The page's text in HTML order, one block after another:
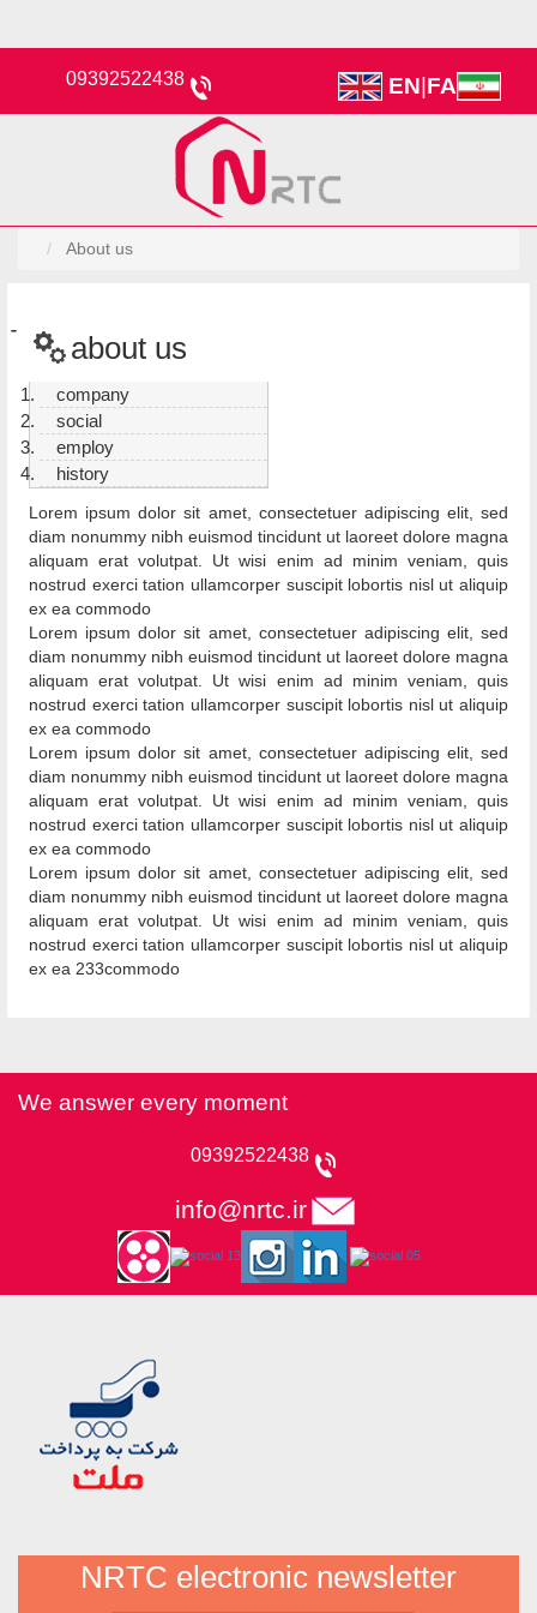
09392522438 EN FA
About us
about us
company
social
employ
history
Lorem ipsum dolor sit amet, consectetuer adipiscing elit, sed
diam nonummy nibh euismod tincidunt ut laoreet dolore magna
aliquam erat volutpat. Ut wisi enim ad minim veniam, quis
nostrud exerci tation ullamcorper suscipit lobortis nisl ut aliquip
ex ea commodo
Lorem ipsum dolor sit amet, consectetuer adipiscing elit, sed
diam nonummy nibh euismod tincidunt ut laoreet dolore magna
aliquam erat volutpat. Ut wisi enim ad minim veniam, quis
nostrud exerci tation ullamcorper suscipit lobortis nisl ut aliquip
ex ea commodo
Lorem ipsum dolor sit amet, consectetuer adipiscing elit, sed
diam nonummy nibh euismod tincidunt ut laoreet dolore magna
aliquam erat volutpat. Ut wisi enim ad minim veniam, quis
nostrud exerci tation ullamcorper suscipit lobortis nisl ut aliquip
ex ea commodo
Lorem ipsum dolor sit amet, consectetuer adipiscing elit, sed
diam nonummy nibh euismod tincidunt ut laoreet dolore magna
aliquam erat volutpat. Ut wisi enim ad minim veniam, quis
nostrud exerci tation ullamcorper suscipit lobortis nisl ut aliquip
ex ea 233commodo
We answer every moment
09392522438
info@nrtc.ir
NRTC electronic newsletter